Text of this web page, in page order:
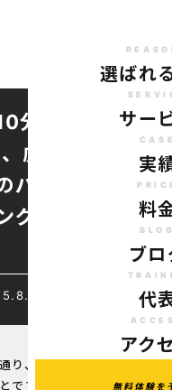
選ばれ
サー
実
料
ブロ
代
アク
無料体験を
分のパーソ
虎ノ門駅ダ
パーソナル
グの効果的
り、自分自身の体重
です。